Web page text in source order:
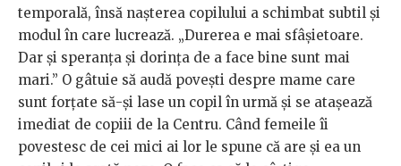
temporală, însă nașterea copilului a schimbat subtil și
modul în care lucrează. „Durerea e mai sfâșietoare.
Dar și speranța și dorința de a face bine sunt mai
mari.” O gâtuie să audă povești despre mame care
sunt forțate să-și lase un copil în urmă și se atașează
imediat de copiii de la Centru. Când femeile îi
povestesc de cei mici ai lor le spune că are și ea un